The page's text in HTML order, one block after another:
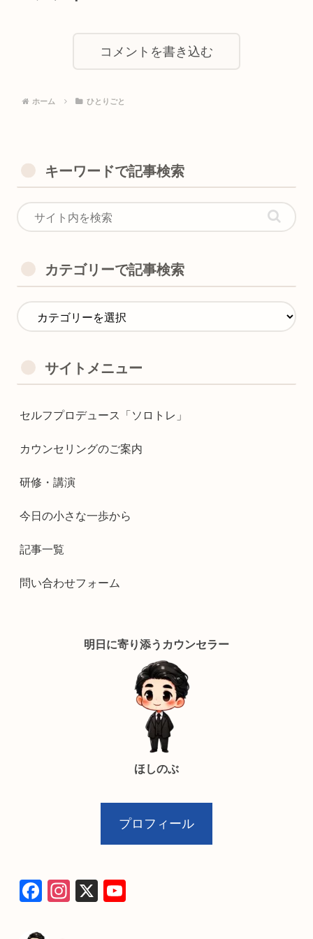
コメントを書き込む
ホーム ひとりごと
キーワードで記事検索
カテゴリーで記事検索
サイトメニュー
セルフプロデュース「ソロトレ」
カウンセリングのご案内
研修・講演
今日の小さな一歩から
記事一覧
問い合わせフォーム
明日に寄り添うカウンセラー
ほしのぶ
プロフィール
F
In
X